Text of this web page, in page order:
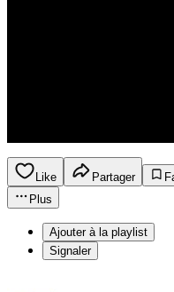
Like Partager
Plus
Ajouter à la playlist
Signaler